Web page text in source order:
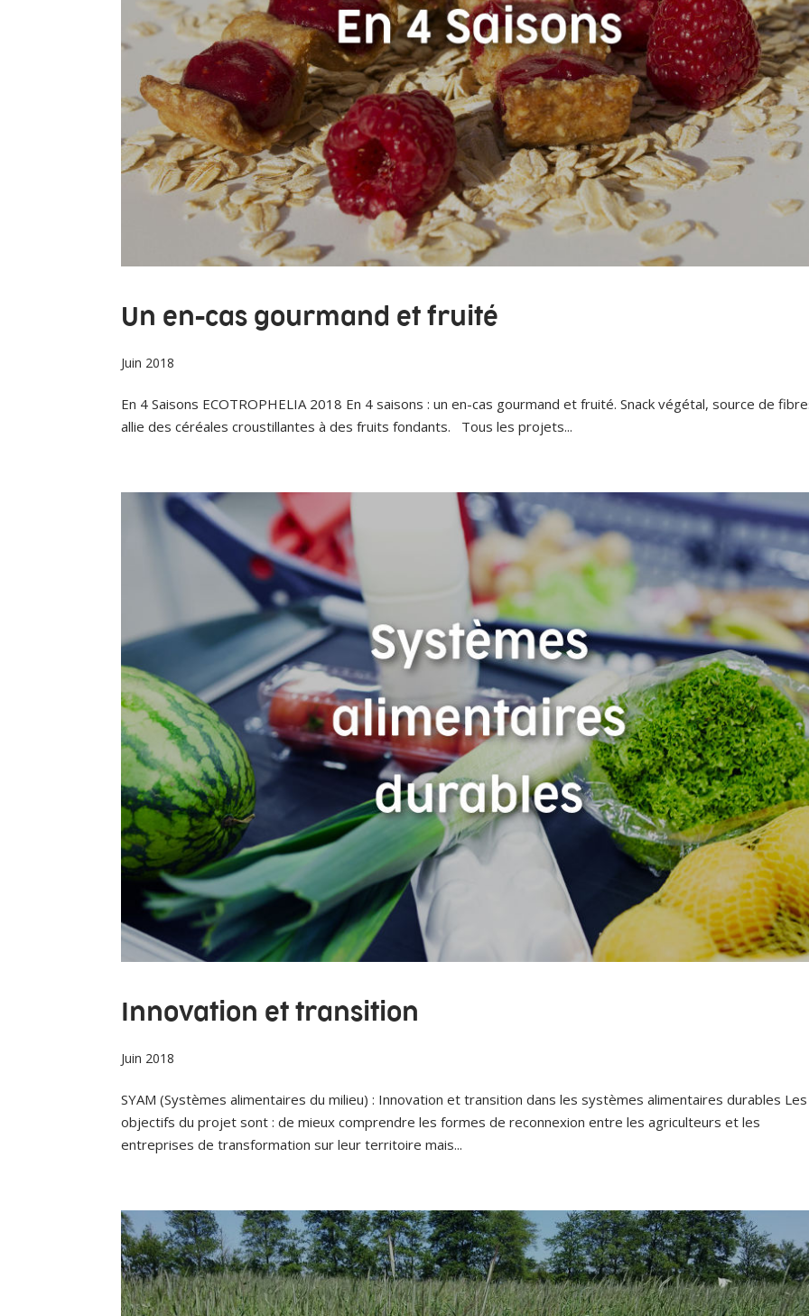
Un en-cas gourmand et fruité
Juin 2018
En 4 Saisons ECOTROPHELIA 2018 En 4 saisons : un en-cas gourmand et fruité. Snack végétal, source de
allie des céréales croustillantes à des fruits fondants. Tous les projets...
Innovation et transition
Juin 2018
SYAM (Systèmes alimentaires du milieu) : Innovation et transition dans les systèmes alimentaires durables Les
objectifs du projet sont : de mieux comprendre les formes de reconnexion entre les agriculteurs et les
entreprises de transformation sur leur territoire mais...